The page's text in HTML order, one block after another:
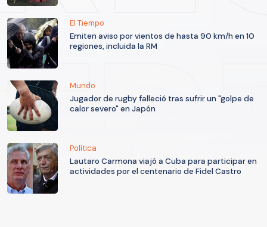
El Tiempo
Emiten aviso por vientos de hasta 90 km/h en 10
regiones, incluida la RM
Mundo
Jugador de rugby falleció tras sufrir un "golpe de
calor severo" en Japón
Política
Lautaro Carmona viajó a Cuba para participar en
actividades por el centenario de Fidel Castro